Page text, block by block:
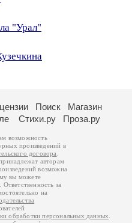
"Урал"
Поиск
Магазин
Стихи.ру Проза.ру
возможность
произведений в
договора
авторам
возможна
вы можете
за
на
обработки персональных данных